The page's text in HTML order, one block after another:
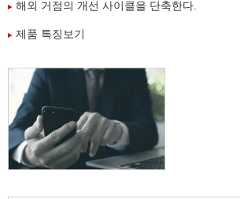
해외 거점의 개선 사이클을 단축한다.
제품 특징보기